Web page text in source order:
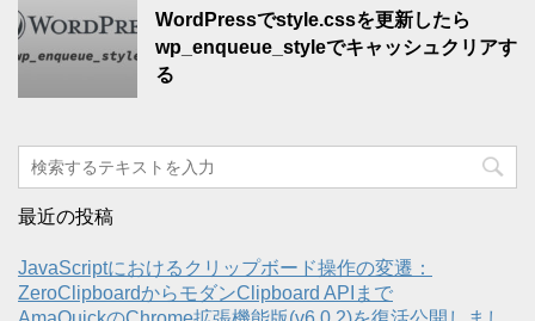
WordPressでstyle.cssを更新したら
wp_enqueue_styleでキャッシュクリアす
る
最近の投稿
JavaScriptにおけるクリップボード操作の変遷：
ZeroClipboardからモダンClipboard APIまで